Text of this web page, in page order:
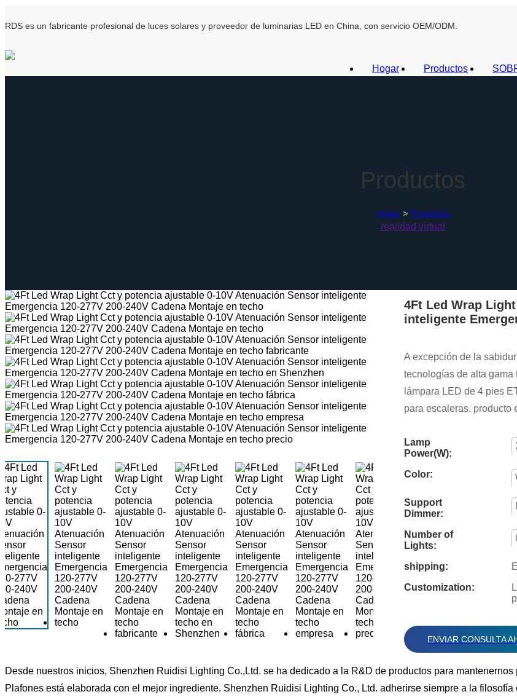
RDS es un fabricante profesional de luces solares y proveedor de luminarias LED en China, con servicio OEM/ODM.
Hogar Productos
Productos
Hogar > Productos
realidad virtual
4Ft Led Wrap
inteligente
A excepción de la
tecnologías de alta
lámpara LED de 4 pies
para escaleras. producto
Lamp
Power(W):
Color:
Support
Dimmer:
Number of
Lights:
shipping:
Customization:
ENVIAR CONSULTA
Desde nuestros inicios, Shenzhen Ruidisi Lighting Co.,Ltd. se ha dedicado a la R&D de productos para
Plafones está elaborada con el mejor ingrediente. Shenzhen Ruidisi Lighting Co., Ltd. adherirse siempre a la